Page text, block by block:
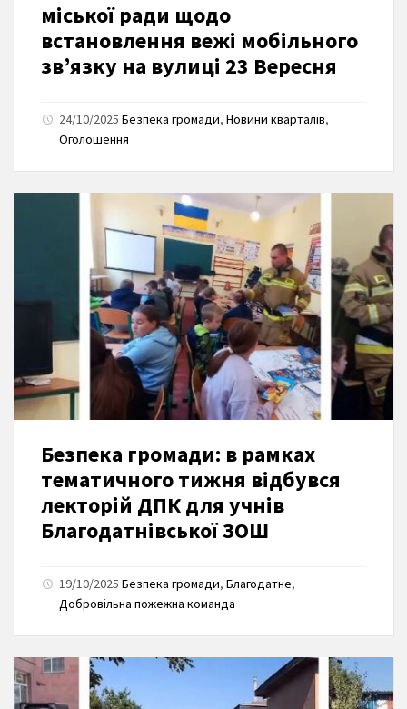
міської ради щодо
встановлення вежі мобільного
зв’язку на вулиці 23 Вересня
24/10/2025 Безпека громади, Новини кварталів,
Оголошення
Безпека громади: в рамках
тематичного тижня відбувся
лекторій ДПК для учнів
Благодатнівської ЗОШ
19/10/2025 Безпека громади, Благодатне,
Добровільна пожежна команда